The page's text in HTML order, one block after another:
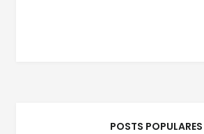
POSTS POPULARES